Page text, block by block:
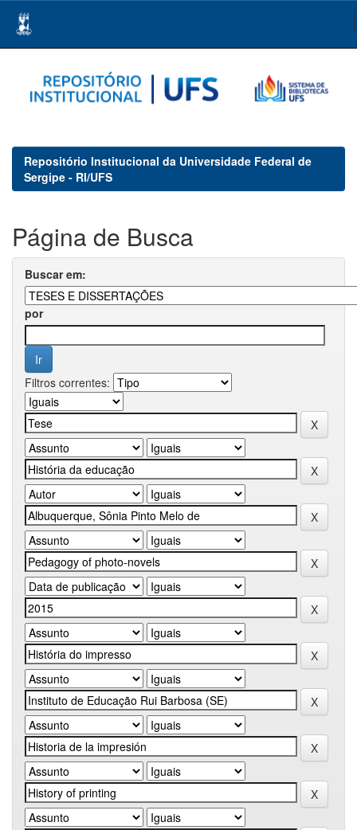
navigation
Repositório Institucional da Universidade Federal de
Sergipe - RI/UFS
Página de Busca
Buscar em:
por
Filtros correntes: